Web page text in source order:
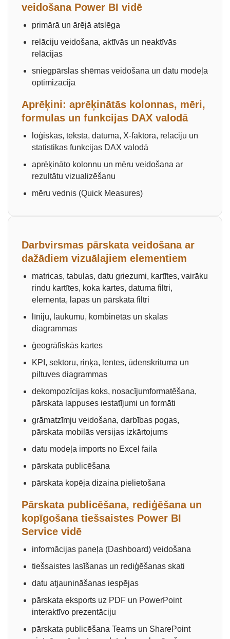
veidošana Power BI vidē
primārā un ārējā atslēga
relāciju veidošana, aktīvās un neaktīvās
relācijas
sniegpārslas shēmas veidošana un datu modeļa
optimizācija
Aprēķini: aprēķinātās kolonnas, mēri,
formulas un funkcijas DAX valodā
loģiskās, teksta, datuma, X-faktora, relāciju un
statistikas funkcijas DAX valodā
aprēķināto kolonnu un mēru veidošana ar
rezultātu vizualizēšanu
mēru vednis (Quick Measures)
Darbvirsmas pārskata veidošana ar
dažādiem vizuālajiem elementiem
matricas, tabulas, datu griezumi, kartītes, vairāku
rindu kartītes, koka kartes, datuma filtri,
elementa, lapas un pārskata filtri
līniju, laukumu, kombinētās un skalas
diagrammas
ģeogrāfiskās kartes
KPI, sektoru, riņķa, lentes, ūdenskrituma un
piltuves diagrammas
dekompozīcijas koks, nosacījumformatēšana,
pārskata lappuses iestatījumi un formāti
grāmatzīmju veidošana, darbības pogas,
pārskata mobilās versijas izkārtojums
datu modeļa imports no Excel faila
pārskata publicēšana
pārskata kopēja dizaina pielietošana
Pārskata publicēšana, rediģēšana un
kopīgošana tiešsaistes Power BI
Service vidē
informācijas paneļa (Dashboard) veidošana
tiešsaistes lasīšanas un rediģēšanas skati
datu atjaunināšanas iespējas
pārskata eksports uz PDF un PowerPoint
interaktīvo prezentāciju
pārskata publicēšana Teams un SharePoint